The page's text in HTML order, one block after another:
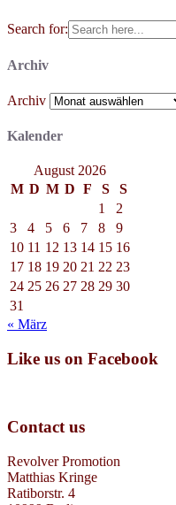
Search for:
Archiv
Archiv
Kalender
August 2026
M D M D F S
S
1
2
3
4 5 6 7 8
9
10 11 12 13 14 15 16
17 18 19 20 21 22 23
24 25 26 27 28 29 30
31
« März
Like us on Facebook
Contact us
Revolver Promotion
Matthias Kringe
Ratiborstr. 4